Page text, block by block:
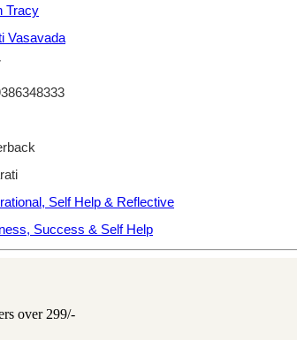
Tracy
Vasavada
Self Help & Reflective
Success & Self Help
over 299/-